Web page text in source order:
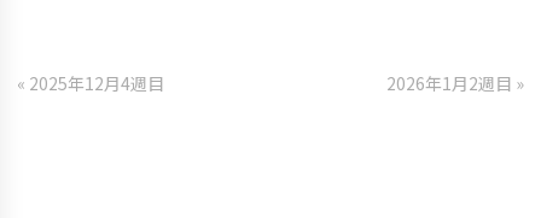
« 2025年12月4週目 2026年1月2週目 »